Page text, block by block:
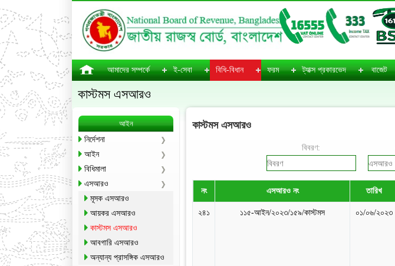
আমাদের সম্পর্কে ই-সেবা বিধি-বিধান ফরম ট্যাক্স প্রকারভেদ বাজেট
কাস্টমস এসআরও
আইন
নির্দেশনা
আইন
বিধিমালা
এসআরও
মূসক এসআরও
আয়কর এসআরও
কাস্টমস এসআরও
আবগারি এসআরও
অন্যান্য প্রাসঙ্গিক এসআরও
কাস্টমস এসআরও
বিবরণ:
নং এসআরও নং তারিখ
২৪১ ১১৫-আইন/২০২৩/১৫৯/কাস্টমস ০১/০৬/২০২৩